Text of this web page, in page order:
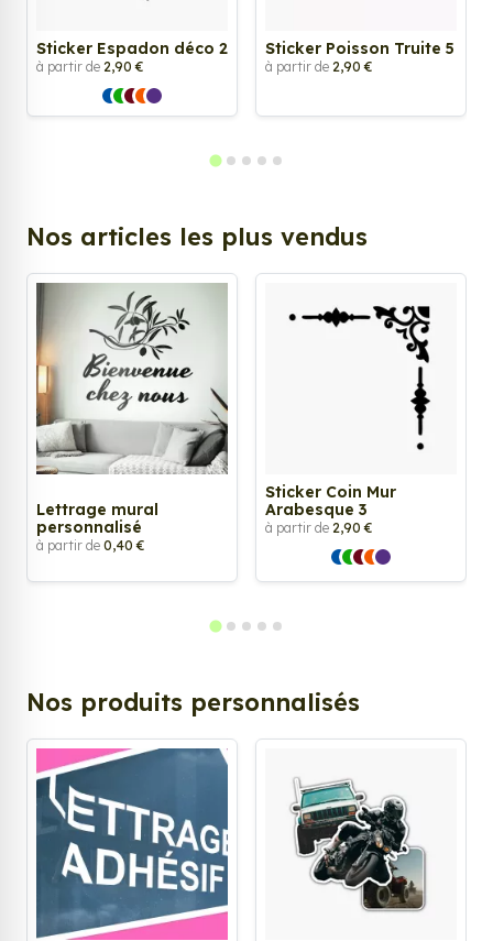
Sticker Espadon déco 2
à partir de 2,90 €
Sticker Poisson Truite 5
à partir de 2,90 €
Nos articles les plus vendus
Lettrage mural
personnalisé
à partir de 0,40 €
Sticker Coin Mur
Arabesque 3
à partir de 2,90 €
Nos produits personnalisés